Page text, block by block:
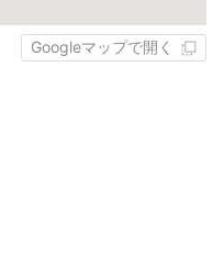
Googleマップで開く